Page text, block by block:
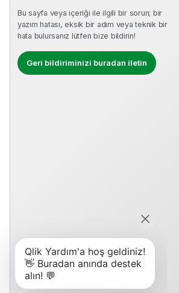
Bu sayfa veya içeriği ile ilgili bir sorun; bir
yazım hatası, eksik bir adım veya teknik bir
hata bulursanız lütfen bize bildirin!
Geri bildiriminizi buradan iletin